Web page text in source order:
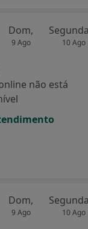
Dom,
9 Ago 10 Ago
não está
Dom,
9 Ago 10 Ago